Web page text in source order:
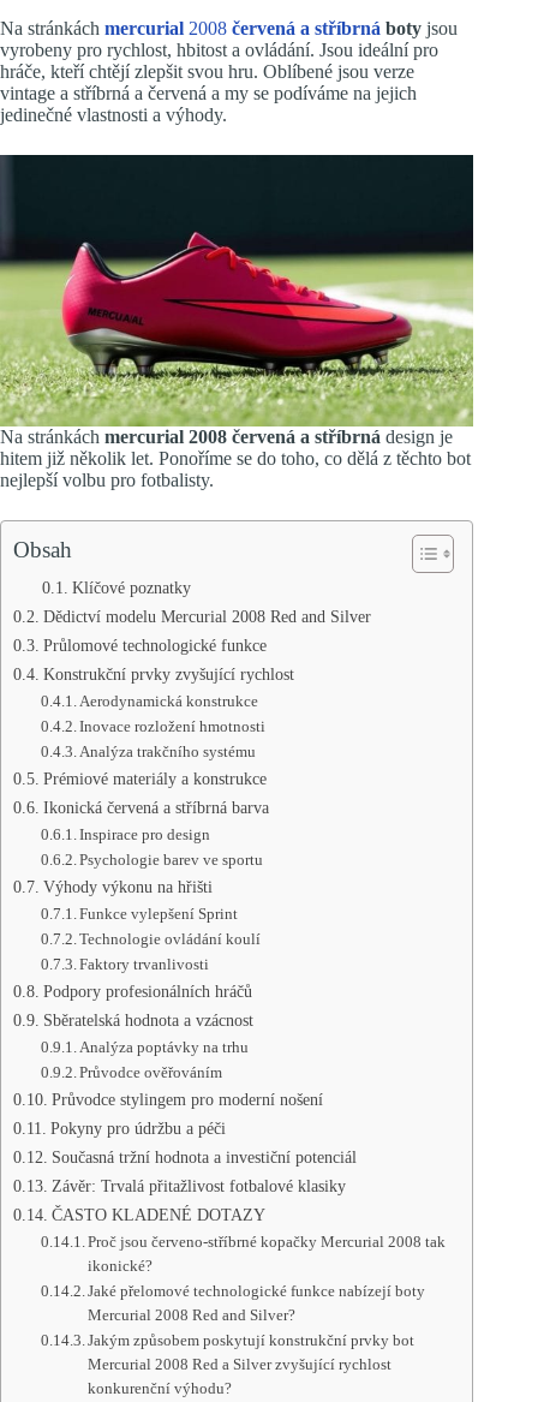
Na stránkách mercurial 2008 červená a stříbrná boty jsou
vyrobeny pro rychlost, hbitost a ovládání. Jsou ideální pro
hráče, kteří chtějí zlepšit svou hru. Oblíbené jsou verze
vintage a stříbrná a červená a my se podíváme na jejich
jedinečné vlastnosti a výhody.
Na stránkách mercurial 2008 červená a stříbrná design je
hitem již několik let. Ponoříme se do toho, co dělá z těchto bot
nejlepší volbu pro fotbalisty.
Obsah
Klíčové poznatky
Dědictví modelu Mercurial 2008 Red and Silver
Průlomové technologické funkce
Konstrukční prvky zvyšující rychlost
Aerodynamická konstrukce
Inovace rozložení hmotnosti
Analýza trakčního systému
Prémiové materiály a konstrukce
Ikonická červená a stříbrná barva
Inspirace pro design
Psychologie barev ve sportu
Výhody výkonu na hřišti
Funkce vylepšení Sprint
Technologie ovládání koulí
Faktory trvanlivosti
Podpory profesionálních hráčů
Sběratelská hodnota a vzácnost
Analýza poptávky na trhu
Průvodce ověřováním
Průvodce stylingem pro moderní nošení
Pokyny pro údržbu a péči
Současná tržní hodnota a investiční potenciál
Závěr: Trvalá přitažlivost fotbalové klasiky
ČASTO KLADENÉ DOTAZY
Proč jsou červeno-stříbrné kopačky Mercurial 2008 tak
ikonické?
Jaké přelomové technologické funkce nabízejí boty
Mercurial 2008 Red and Silver?
Jakým způsobem poskytují konstrukční prvky bot
Mercurial 2008 Red a Silver zvyšující rychlost
konkurenční výhodu?